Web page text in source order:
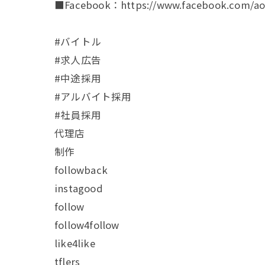
■Facebook：https://www.facebook.com/
#バイトル
#求人広告
#中途採用
#アルバイト採用
#社員採用
代理店
制作
followback
instagood
follow
follow4follow
like4like
tflers